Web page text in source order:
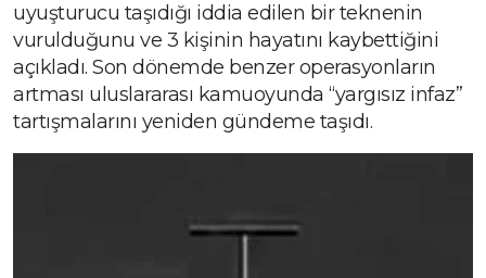
uyuşturucu taşıdığı iddia edilen bir teknenin
vurulduğunu ve 3 kişinin hayatını kaybettiğini
açıkladı. Son dönemde benzer operasyonların
artması uluslararası kamuoyunda “yargısız infaz”
tartışmalarını yeniden gündeme taşıdı.